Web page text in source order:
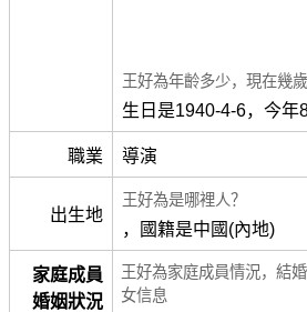
王好為年齡多少，現在幾歲
生日是1940-4-6，今年
職業 導演
出生地
王好為是哪裡人？
，國籍是中國(內地)
家庭成員
婚姻狀況
王好為家庭成員情況，結
女信息